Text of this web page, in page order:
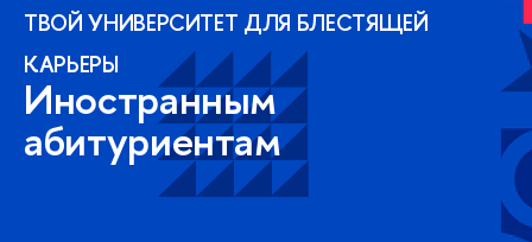
ТВОЙ УНИВЕРСИТЕТ ДЛЯ БЛЕСТЯЩЕЙ
КАРЬЕРЫ
Иностранным
абитуриентам